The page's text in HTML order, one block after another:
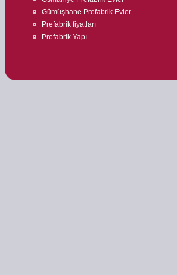
Gümüşhane Prefabrik Evler
Prefabrik fiyatları
Prefabrik Yapı